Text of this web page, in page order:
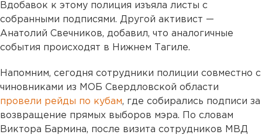
Вдобавок к этому полиция изъяла листы с
собранными подписями. Другой активист —
Анатолий Свечников, добавил, что аналогичные
события происходят в Нижнем Тагиле.
Напомним, сегодня сотрудники полиции совместно с
чиновниками из МОБ Свердловской области
провели рейды по кубам, где собирались подписи за
возвращение прямых выборов мэра. По словам
Виктора Бармина, после визита сотрудников МВД